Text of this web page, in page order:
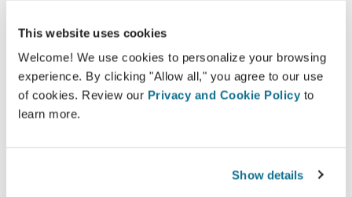
This website uses cookies
Welcome! We use cookies to personalize your browsing
experience. By clicking "Allow all," you agree to our use
of cookies. Review our Privacy and Cookie Policy to
learn more.
Show details